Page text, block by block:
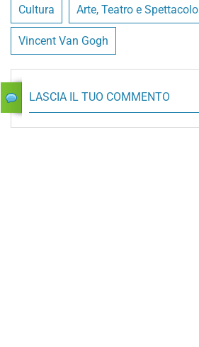
Cultura Arte, Teatro e Spettacolo
Vincent Van Gogh
LASCIA IL TUO COMMENTO